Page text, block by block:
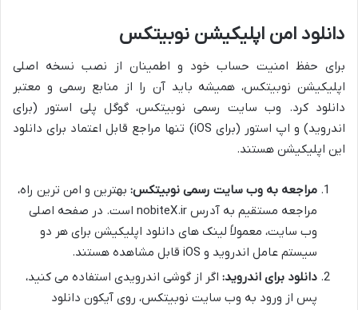
دانلود امن اپلیکیشن نوبیتکس
برای حفظ امنیت حساب خود و اطمینان از نصب نسخه اصلی
اپلیکیشن نوبیتکس، همیشه باید آن را از منابع رسمی و معتبر
دانلود کرد. وب سایت رسمی نوبیتکس، گوگل پلی استور (برای
اندروید) و اپ استور (برای iOS) تنها مراجع قابل اعتماد برای دانلود
این اپلیکیشن هستند.
مراجعه به وب سایت رسمی نوبیتکس: بهترین و امن ترین راه،
مراجعه مستقیم به آدرس nobiteX.ir است. در صفحه اصلی
وب سایت، معمولاً لینک های دانلود اپلیکیشن برای هر دو
سیستم عامل اندروید و iOS قابل مشاهده هستند.
دانلود برای اندروید: اگر از گوشی اندرویدی استفاده می کنید،
پس از ورود به وب سایت نوبیتکس، روی آیکون دانلود